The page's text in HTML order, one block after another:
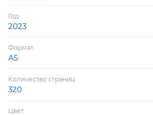
Год
2023
Формат
А5
Количество страниц
320
Цвет